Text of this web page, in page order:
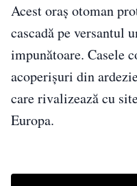
Acest oraș otoman
cascadă pe versantul
impunătoare. Casele
acoperișuri din
care rivalizează cu
Europa.